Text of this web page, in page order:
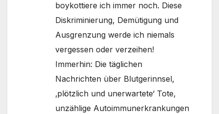
boykottiere ich immer noch. Diese
Diskriminierung, Demütigung und
Ausgrenzung werde ich niemals
vergessen oder verzeihen!
Immerhin: Die täglichen
Nachrichten über Blutgerinnsel,
‚plötzlich und unerwartete‘ Tote,
unzählige Autoimmunerkrankungen